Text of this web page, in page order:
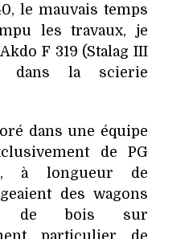
le mauvais temps
les travaux, je
F 319 (Stalag III
dans la scierie
dans une équipe
de PG
à longueur de
des wagons
de bois sur